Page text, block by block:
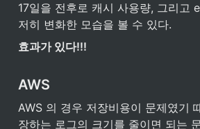
17일을 전후로 캐시 사용량, 그리고
저히 변화한 모습을 볼 수 있다.
효과가 있다!!!
AWS
AWS 의 경우 저장비용이 문제였기
장하는 로그의 크기를 줄이면 되는